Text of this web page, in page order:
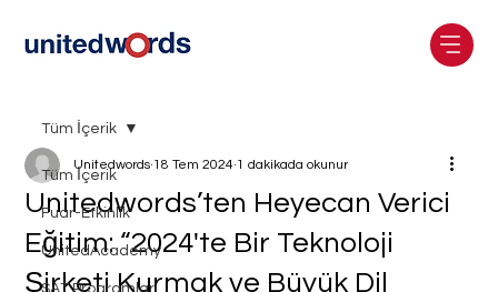
Tüm İçerik
Fuar-Etkinlik
UnitedAcademy
SAT Programları
Tüm İçerik
Unitedwords’ten Heyecan Verici
Eğitim: “2024'te Bir Teknoloji
Şirketi Kurmak ve Büyük Dil
Unitedwords 18 Tem 2024 1 dakikada okunur